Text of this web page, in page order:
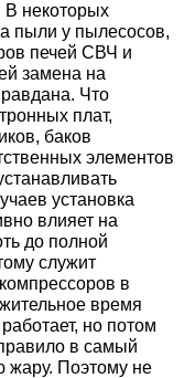
В некоторых
пыли у пылесосов,
печей СВЧ и
замена на
Что
плат,
баков
элементов
установка
влияет на
до полной
служит
в
время
но потом
в самый
жару. Поэтому не